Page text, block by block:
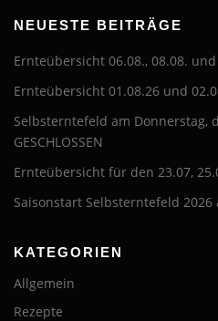
NEUESTE BEITRÄGE
Ernteübersicht 06.08., 08.08.
Ernteübersicht 01.08.26 und
Selbsterntefeld am Donnerstag,
GESCHLOSSEN
Ernteübersicht für den 23.07,
Saisonstart Selbsterntefeld 2026
KATEGORIEN
Allgemein
Rezepte